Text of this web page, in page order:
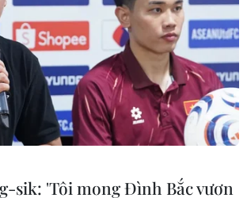
hoan ẩm hthuwcj
#Đầu bếp
sik: 'Tôi mong Đình Bắc vươn